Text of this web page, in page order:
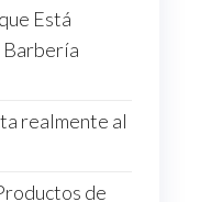
Está
Barbería
realmente al
de